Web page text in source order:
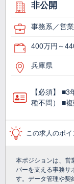
非公開
事務系／営
400万円～
兵庫県
【必須】
種不問） ■
この求人のポイ
本ポジションは、営
バーを支える事務サ
す。データ管理や契